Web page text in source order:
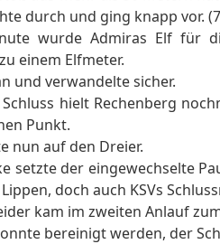
durch und ging knapp vor.
wurde Admiras Elf für
einem Elfmeter.
und verwandelte sicher.
hielt Rechenberg
Punkt.
nun auf den Dreier.
setzte der eingewechselte
doch auch KSVs
kam im zweiten Anlauf
bereinigt werden, der